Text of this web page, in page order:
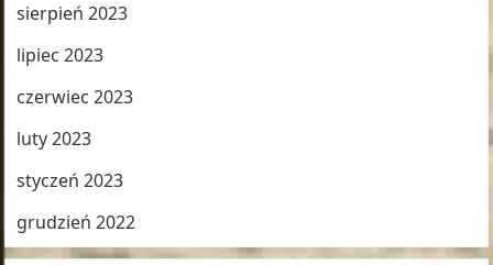
sierpień 2023
lipiec 2023
czerwiec 2023
luty 2023
styczeń 2023
grudzień 2022